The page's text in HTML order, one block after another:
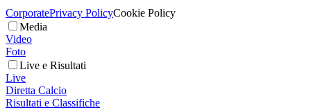
CorporatePrivacy PolicyCookie Policy
Media
Video
Foto
Live e Risultati
Live
Diretta Calcio
Risultati e Classifiche